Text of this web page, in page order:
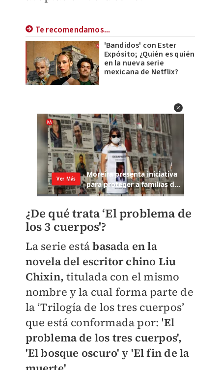
Te recomendamos...
'Bandidos' con Ester
Expósito; ¿Quién es quién
en la nueva serie
mexicana de Netflix?
¿De qué trata ‘El problema de
los 3 cuerpos'?
La serie estábasada en la
novela del escritor chino Liu
Chixin, titulada con el mismo
nombre y la cual forma parte de
la ‘Trilogía de los tres cuerpos’
que está conformada por: 'El
problema de los tres cuerpos',
'El bosque oscuro' y 'El fin de la